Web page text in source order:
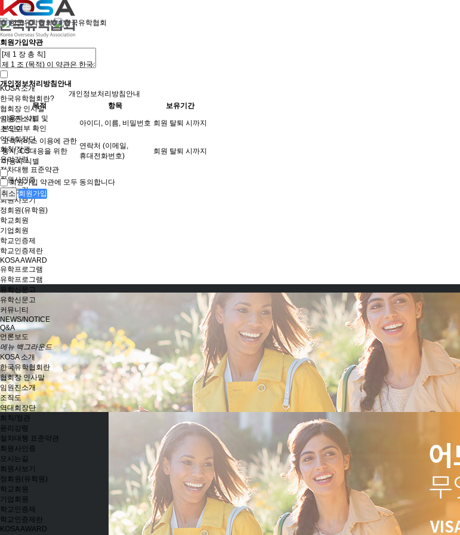
KOSA 소개
한국유학협회란?
협회장 인사말
임원진소개
조직도
역대회장단
회칙/정관
윤리강령
절차대행 표준약관
회원사인증
오시는길
회원사보기
정회원(유학원)
학교회원
기업회원
학교인증제
학교인증제란
KOSA AWARD
유학프로그램
유학프로그램
유학신문고
유학신문고
커뮤니티
NEWS/NOTICE
Q&A
언론보도
메뉴 백그라운드
KOSA 소개
한국유학협회란
협회장 인사말
임원진소개
조직도
역대회장단
회칙/정관
윤리강령
절차대행 표준약관
회원사인증
오시는길
회원사보기
정회원(유학원)
학교회원
기업회원
학교인증제
학교인증제란
KOSA AWARD
회원가입약관
개인정보처리방침안내
개인정보처리방침안내
목적
항목
보유기간
이용자 식별 및
본인여부 확인
아이디, 이름, 비밀번호 회원 탈퇴 시까지
고객서비스 이용에 관한
통지, CS대응을 위한
이용자 식별
연락처 (이메일,
휴대전화번호)
회원 탈퇴 시까지
회원가입 약관에 모두 동의합니다
취소 회원가입